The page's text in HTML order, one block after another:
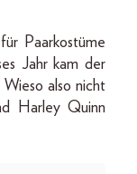
Paarkostüme
Jahr kam der
also nicht
Harley Quinn